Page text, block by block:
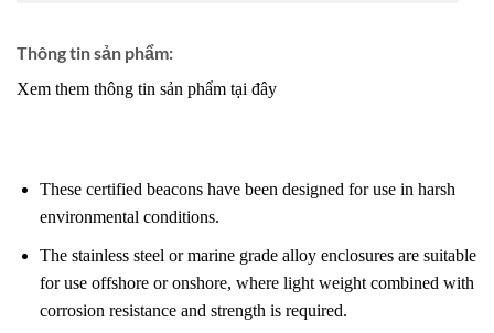
Thông tin sản phẩm:
Xem them thông tin sản phẩm tại đây
These certified beacons have been designed for use in harsh
environmental conditions.
The stainless steel or marine grade alloy enclosures are suitable
for use offshore or onshore, where light weight combined with
corrosion resistance and strength is required.